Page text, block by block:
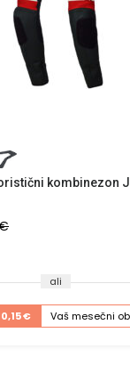
kombinezon
ali
€ Vaš mesečni